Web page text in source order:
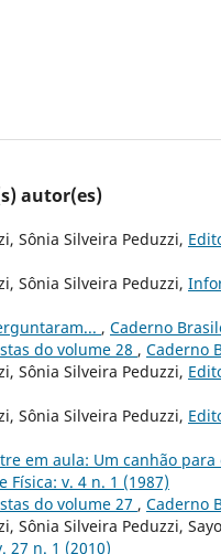
autor(es)
Sônia Silveira Peduzzi,
Sônia Silveira Peduzzi,
, Caderno
do volume 28 , Caderno
Sônia Silveira Peduzzi,
Sônia Silveira Peduzzi,
em aula: Um canhão
Física: v. 4 n. 1 (1987)
do volume 27 , Caderno
Sônia Silveira Peduzzi,
27 n. 1 (2010)